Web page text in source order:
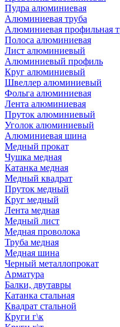
Пудра алюминиевая
Алюминиевая труба
Алюминиевая профильная
Полоса алюминиевая
Лист алюминиевый
Алюминиевый профиль
Круг алюминиевый
Швеллер алюминиевый
Фольга алюминиевая
Лента алюминиевая
Пруток алюминиевый
Уголок алюминиевый
Алюминиевая шина
Медный прокат
Чушка медная
Катанка медная
Медный квадрат
Пруток медный
Круг медный
Лента медная
Медный лист
Медная проволока
Труба медная
Медная шина
Черный металлопрокат
Арматура
Балки, двутавры
Катанка стальная
Квадрат стальной
Круги г\к